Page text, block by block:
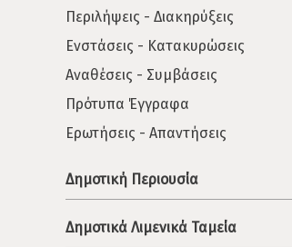
Περιλήψεις - Διακηρύξεις
Ενστάσεις - Κατακυρώσεις
Αναθέσεις - Συμβάσεις
Πρότυπα Έγγραφα
Ερωτήσεις - Απαντήσεις
Δημοτική Περιουσία
Δημοτικά Λιμενικά Ταμεία